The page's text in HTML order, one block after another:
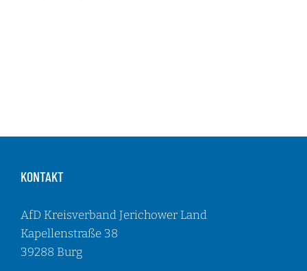
KONTAKT
AfD Kreisverband Jerichower Land
Kapellenstraße 38
39288 Burg